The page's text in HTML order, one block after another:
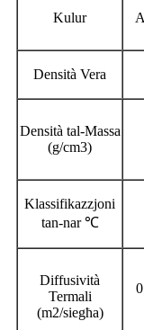
Kulur
Densità Vera
Densità tal-Massa
(g/cm3)
Klassifikazzjoni
tan-nar ℃
Diffusività
Termali
(m2/siegħa)